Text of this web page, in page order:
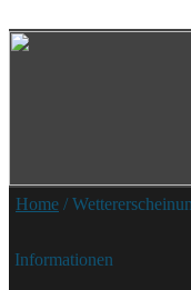
Home /
Informationen